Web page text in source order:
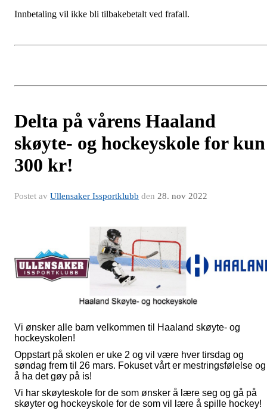
Innbetaling vil ikke bli tilbakebetalt ved frafall.
Delta på vårens Haaland
skøyte- og hockeyskole for kun
300 kr!
Postet av Ullensaker Issportklubb den 28. nov 2022
Vi ønsker alle barn velkommen til Haaland skøyte- og
hockeyskolen!
Oppstart på skolen er uke 2 og vil være hver tirsdag og
søndag frem til 26 mars. Fokuset vårt er mestringsfølelse og
å ha det gøy på is!
Vi har skøyteskole for de som ønsker å lære seg og gå på
skøyter og hockeyskole for de som vil lære å spille hockey!